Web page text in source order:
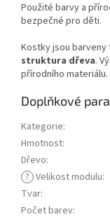
Použité barvy a
bezpečné pro děti.
Kostky jsou barveny
struktura dřeva.
přírodního materiálu.
Doplňkové
Kategorie:
Hmotnost:
Dřevo:
? Velikost modulu:
Tvar:
Počet barev: